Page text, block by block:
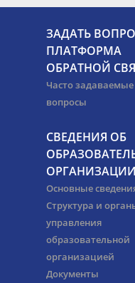
ЗАДАТЬ
ПЛАТФОРМА
ОБРАТНОЙ
Часто задаваемые
вопросы
СВЕДЕНИЯ ОБ
ОРГАНИЗАЦИИ
Основные
Структура и
управления
образовательной
организацией
Документы